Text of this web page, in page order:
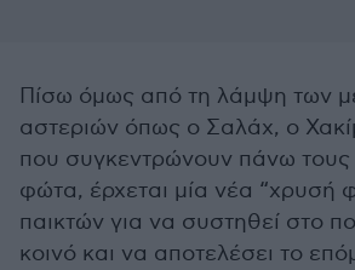
Πίσω όμως από τη λάμψη των
αστεριών όπως ο Σαλάχ, ο
που συγκεντρώνουν πάνω τους
φώτα, έρχεται μία νέα “χρυσή
παικτών για να συστηθεί στο
κοινό και να αποτελέσει το